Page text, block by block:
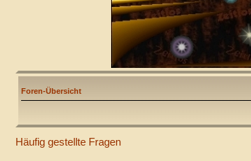
Foren-Übersicht
Häufig gestellte Fragen